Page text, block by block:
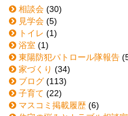
相談会 (30)
見学会 (5)
トイレ (1)
浴室 (1)
東陽防犯パトロール隊報告
家づくり (34)
ブログ (113)
子育て (22)
マスコミ掲載履歴 (6)